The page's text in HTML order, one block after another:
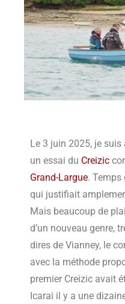
Le 3 juin 2025, je
un essai du Creizic
Grand-Largue. Temps
qui justifiait
Mais beaucoup de
d’un nouveau genre,
dires de Vianney, le
avec la méthode
premier Creizic avait
Icarai il y a une